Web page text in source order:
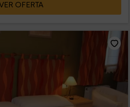
OFERTA